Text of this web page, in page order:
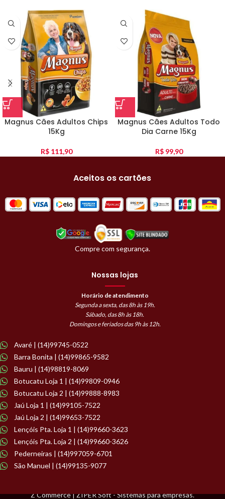
Magnus Cães Adultos Chips
15Kg
R$111,90
Magnus Cães Adultos Todo
Dia Carne 15Kg
R$99,90
Aceitos os cartões
Compre com segurança.
Nossas lojas
Horário de atendimento
Segunda a sexta, das 8h às 19h.
Sábado, das 8h às 18h.
Domingos e feriados das 9h às 12h.
Avaré | (14)99745-0522
Barra Bonita | (14)99865-9582
Bauru | (14)98819-8069
Botucatu Loja 1 | (14)99809-0946
Botucatu Loja 2 | (14)99888-8983
Jaú Loja 1 | (14)99105-7522
Jaú Loja 2 | (14)99653-7522
Lençóis Pta. Loja 1 | (14)99660-3623
Lençóis Pta. Loja 2 | (14)99660-3626
Pederneiras | (14)997059-6701
São Manuel | (14)99135-9077
Z Commerce | ZIPER Soft - Sistemas para empresas.